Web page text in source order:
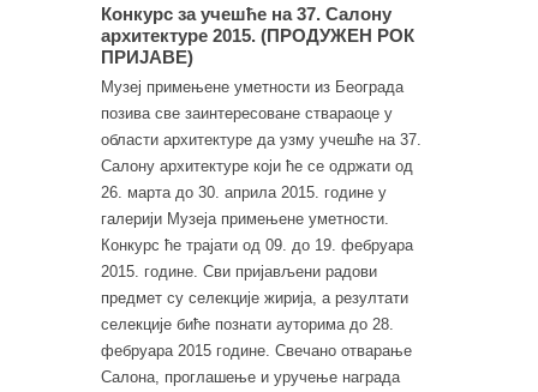
Конкурс за учешће на 37. Салону
архитектуре 2015. (ПРОДУЖЕН РОК
ПРИЈАВЕ)
Музеј примењене уметности из Београда
позива све заинтересоване ствараоце у
области архитектуре да узму учешће на 37.
Салону архитектуре који ће се одржати од
26. марта до 30. априла 2015. године у
галерији Музеја примењене уметности.
Конкурс ће трајати од 09. до 19. фебруара
2015. године. Сви пријављени радови
предмет су селекције жирија, а резултати
селекције биће познати ауторима до 28.
фебруара 2015 године. Свечано отварање
Салона, проглашење и уручење награда